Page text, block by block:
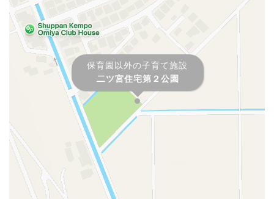
保育園以外の子育て施設
二ツ宮住宅第２公園